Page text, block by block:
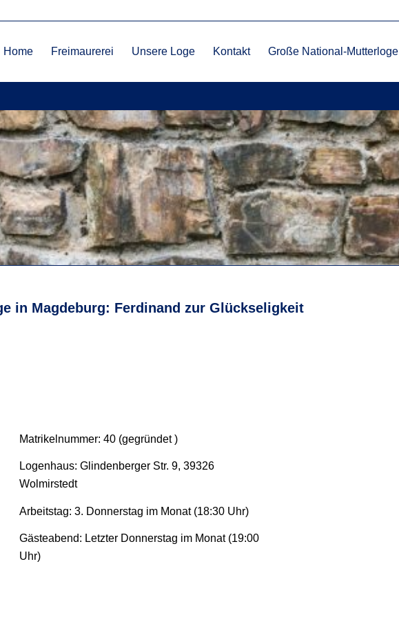
Home Freimaurerei Unsere Loge Kontakt Große National-Mutterloge
in Magdeburg: Ferdinand zur Glückseligkeit
Matrikelnummer: 40 (gegründet )
Logenhaus: Glindenberger Str. 9, 39326
Wolmirstedt
Arbeitstag: 3. Donnerstag im Monat (18:30 Uhr)
Gästeabend: Letzter Donnerstag im Monat (19:00
Uhr)